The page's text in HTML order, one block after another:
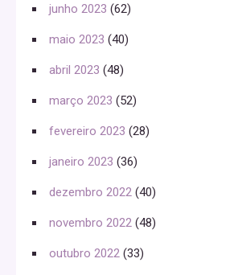
junho 2023 (62)
maio 2023 (40)
abril 2023 (48)
março 2023 (52)
fevereiro 2023 (28)
janeiro 2023 (36)
dezembro 2022 (40)
novembro 2022 (48)
outubro 2022 (33)